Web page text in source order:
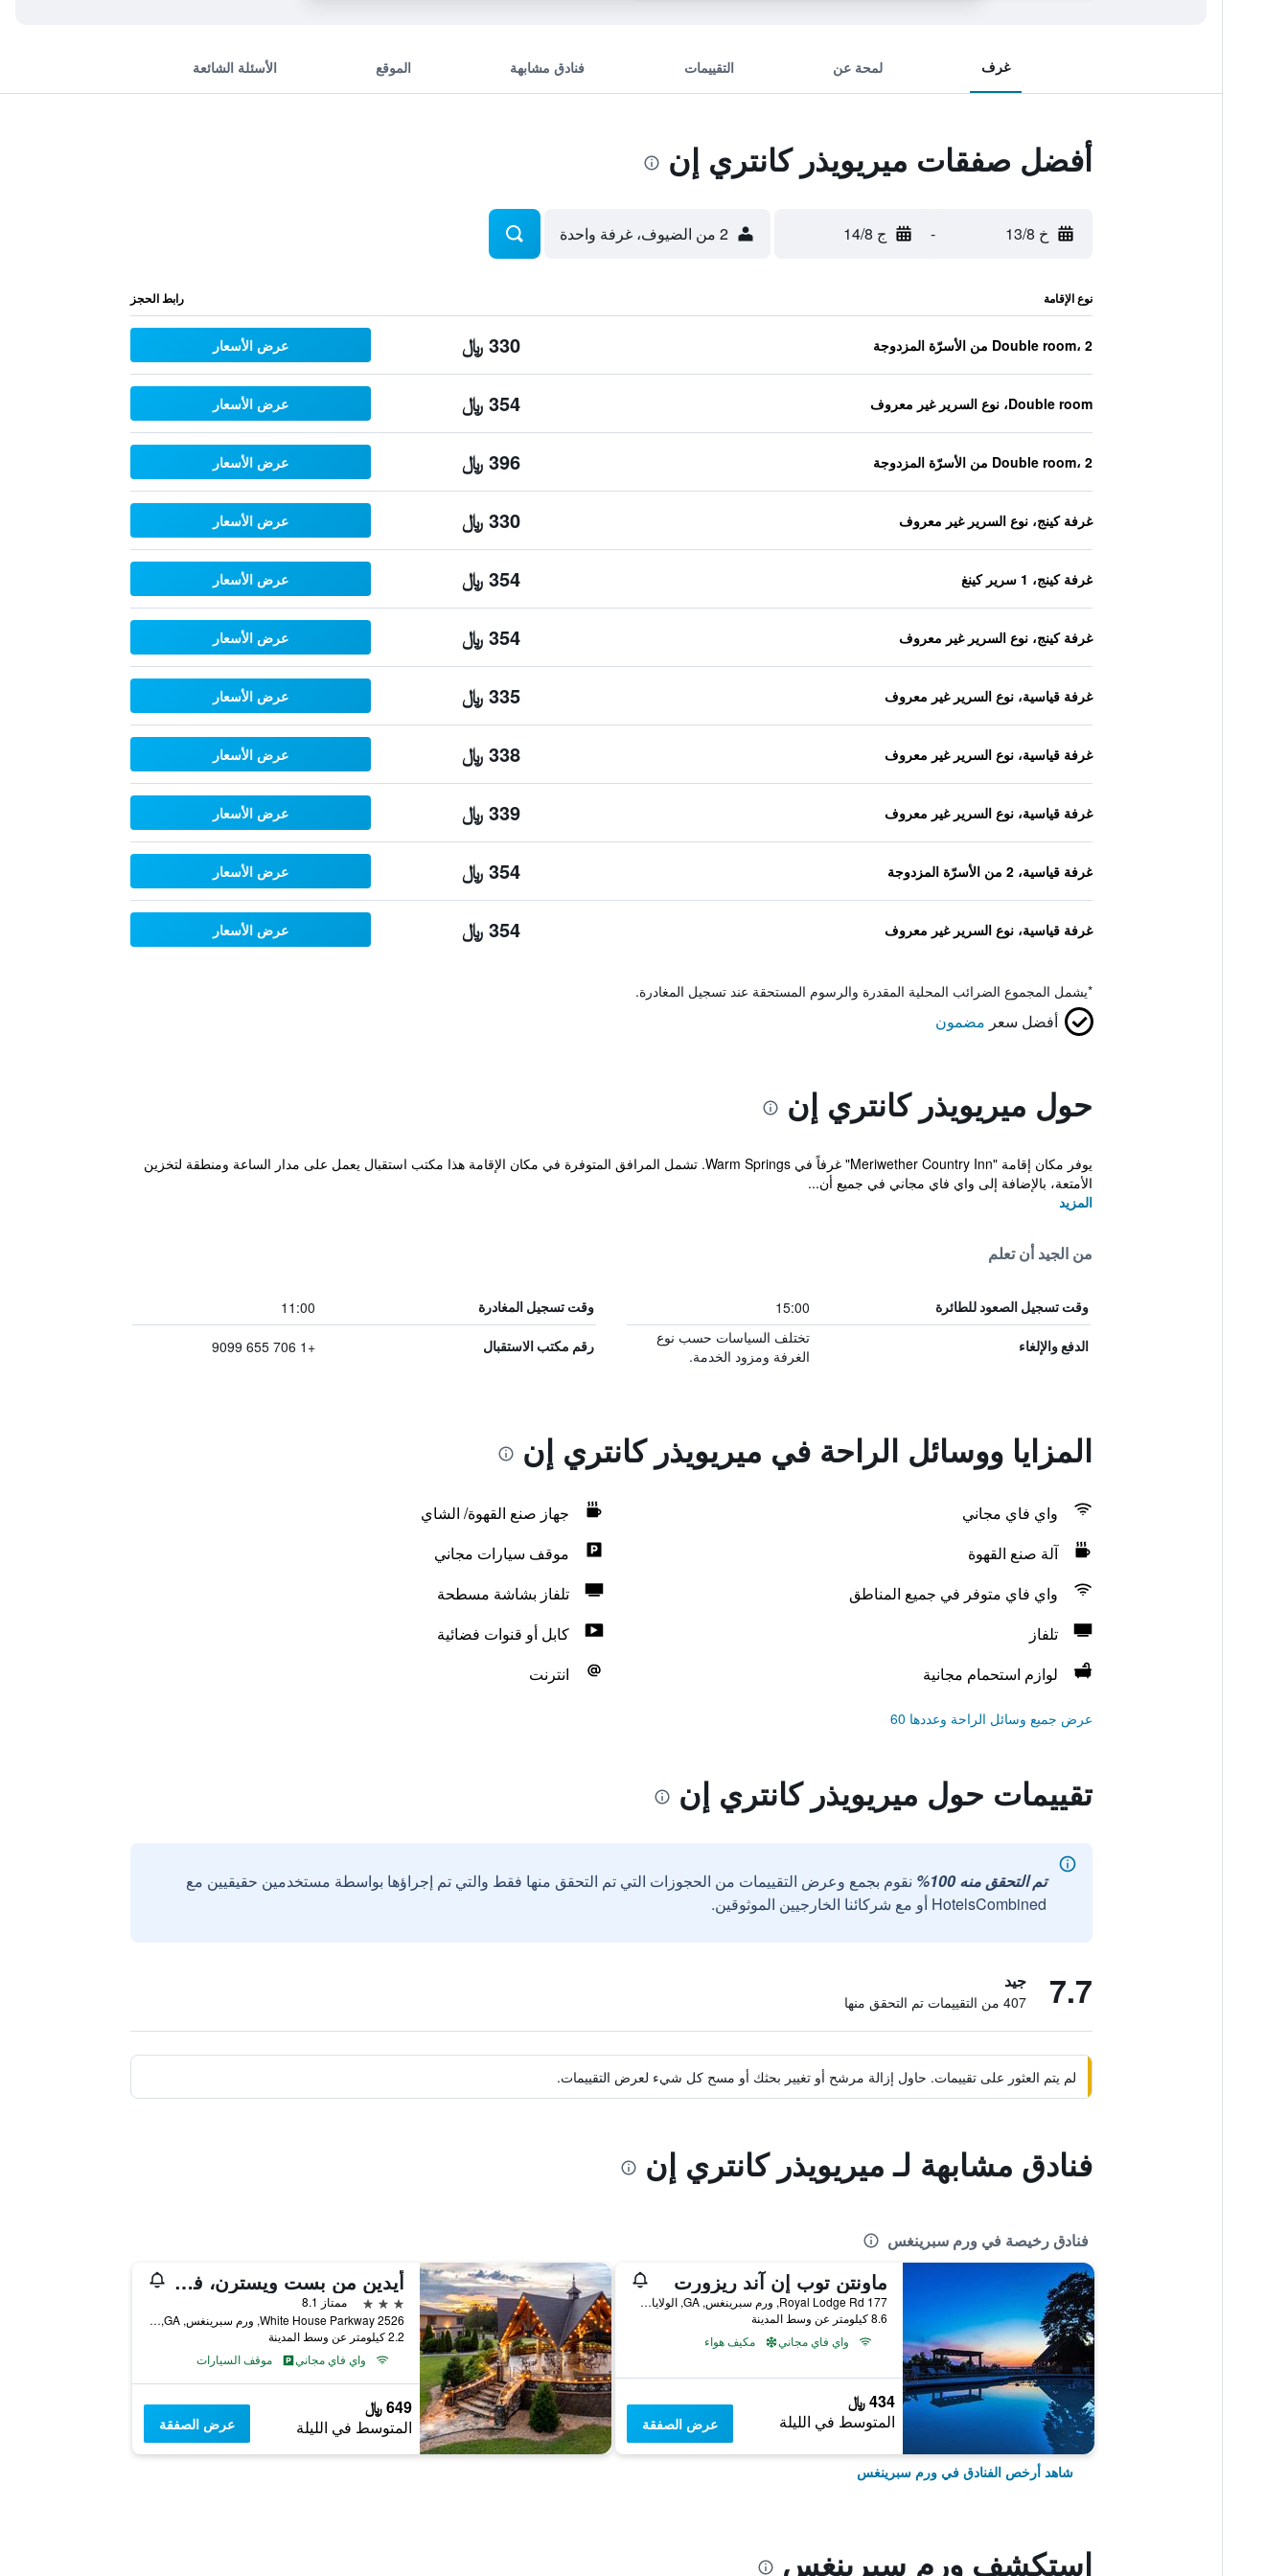
غرف لمحة عن التقييمات فنادق مشابهة الموقع الأسئلة الشائعة
أفضل صفقات ميريويذر كانتري إن
خ 13/8 - ج 14/8 2 من الضيوف، غرفة واحدة
نوع الإقامة رابط الحجز
Double room، 2 من الأسرّة المزدوجة 330 ﷼ عرض الأسعار
Double room، نوع السرير غير معروف 354 ﷼ عرض الأسعار
Double room، 2 من الأسرّة المزدوجة 396 ﷼ عرض الأسعار
غرفة كينج، نوع السرير غير معروف 330 ﷼ عرض الأسعار
غرفة كينج، 1 سرير كينغ 354 ﷼ عرض الأسعار
غرفة كينج، نوع السرير غير معروف 354 ﷼ عرض الأسعار
غرفة قياسية، نوع السرير غير معروف 335 ﷼ عرض الأسعار
غرفة قياسية، نوع السرير غير معروف 338 ﷼ عرض الأسعار
غرفة قياسية، نوع السرير غير معروف 339 ﷼ عرض الأسعار
غرفة قياسية، 2 من الأسرّة المزدوجة 354 ﷼ عرض الأسعار
غرفة قياسية، نوع السرير غير معروف 354 ﷼ عرض الأسعار
*يشمل المجموع الضرائب المحلية المقدرة والرسوم المستحقة عند تسجيل المغادرة.
أفضل سعر مضمون
حول ميريويذر كانتري إن
يوفر مكان إقامة "Meriwether Country Inn" غرفاً في Warm Springs. تشمل المرافق المتوفرة في مكان الإقامة هذا مكتب استقبال يعمل على مدار الساعة ومنطقة لتخزين
الأمتعة، بالإضافة إلى واي فاي مجاني في جميع أن...
المزيد
من الجيد أن تعلم
وقت تسجيل الصعود للطائرة 15:00 وقت تسجيل المغادرة 11:00
الدفع والإلغاء
تختلف السياسات حسب نوع
الغرفة ومزود الخدمة.
رقم مكتب الاستقبال +1 706 655 9099
المزايا ووسائل الراحة في ميريويذر كانتري إن
واي فاي مجاني
جهاز صنع القهوة/ الشاي
آلة صنع القهوة
موقف سيارات مجاني
واي فاي متوفر في جميع المناطق
تلفاز بشاشة مسطحة
تلفاز
كابل أو قنوات فضائية
لوازم استحمام مجانية
انترنت
عرض جميع وسائل الراحة وعددها 60
تقييمات حول ميريويذر كانتري إن
تم التحقق منه 100%
نقوم بجمع وعرض التقييمات من الحجوزات التي تم التحقق منها فقط والتي تم إجراؤها بواسطة مستخدمين حقيقيين مع
HotelsCombined أو مع شركائنا الخارجيين الموثوقين.
7.7 جيد
407 من التقييمات تم التحقق منها
لم يتم العثور على تقييمات. حاول إزالة مرشح أو تغيير بحثك أو مسح كل شيء لعرض التقييمات.
فنادق مشابهة لـ ميريويذر كانتري إن
فنادق رخيصة في ورم سبرينغس
ماونتن توب إن آند ريزورت
177 Royal Lodge Rd, ورم سبرينغس, GA, الولايات المتحدة الأميريكية
8.6 كيلومتر عن وسط المدينة
واي فاي مجاني
مكيف هواء
434 ﷼
المتوسط في الليلة عرض الصفقة
أيدين من بست ويسترن، في فندق ومركز فعاليات وارم سبرينجس
3 نجوم
ممتاز 8.1
2526 White House Parkway, ورم سبرينغس, GA, الولايات المتحدة الأميريكية
2.2 كيلومتر عن وسط المدينة
واي فاي مجاني
موقف السيارات
649 ﷼
المتوسط في الليلة عرض الصفقة
شاهد أرخص الفنادق في ورم سبرينغس
استكشف ورم سبرينغس